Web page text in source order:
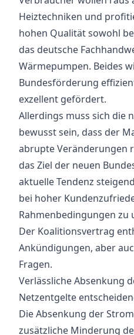
Heiztechniken und
hohen Qualität sowohl
das deutsche
Wärmepumpen. Beides
Bundesförderung
exzellent gefördert.
Allerdings muss sich die
bewusst sein, dass der
abrupte Veränderungen
das Ziel der neuen
aktuelle Tendenz
bei hoher
Rahmenbedingungen zu
Der Koalitionsvertrag
Ankündigungen, aber
Fragen.
Verlässliche Absenkung
Netzentgelte
Die Absenkung der
zusätzliche Minderung